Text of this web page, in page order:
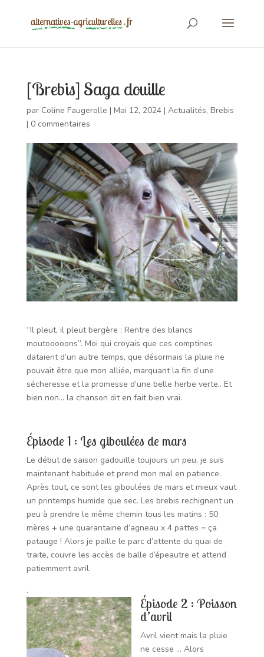
[Brebis] Saga douille
par Coline Faugerolle | Mai 12, 2024| Actualités, Brebis
| 0 commentaires
“Il pleut, il pleut bergère ; Rentre des blancs
moutooooons”. Moi qui croyais que ces comptines
dataient d’un autre temps, que désormais la pluie ne
pouvait être que mon alliée, marquant la fin d’une
sécheresse et la promesse d’une belle herbe verte.. Et
bien non… la chanson dit en fait bien vrai.
Épisode 1 : Les giboulées de mars
Le début de saison gadouille toujours un peu, je suis
maintenant habituée et prend mon mal en patience.
Après tout, ce sont les giboulées de mars et mieux vaut
un printemps humide que sec. Les brebis rechignent un
peu à prendre le même chemin tous les matins : 50
mères + une quarantaine d’agneau x 4 pattes = ça
patauge ! Alors je paille le parc d’attente du quai de
traite, couvre les accès de balle d’épeautre et attend
patiemment avril.
.
Épisode 2 : Poisson
d’avril
Avril vient mais la pluie
ne cesse … Alors